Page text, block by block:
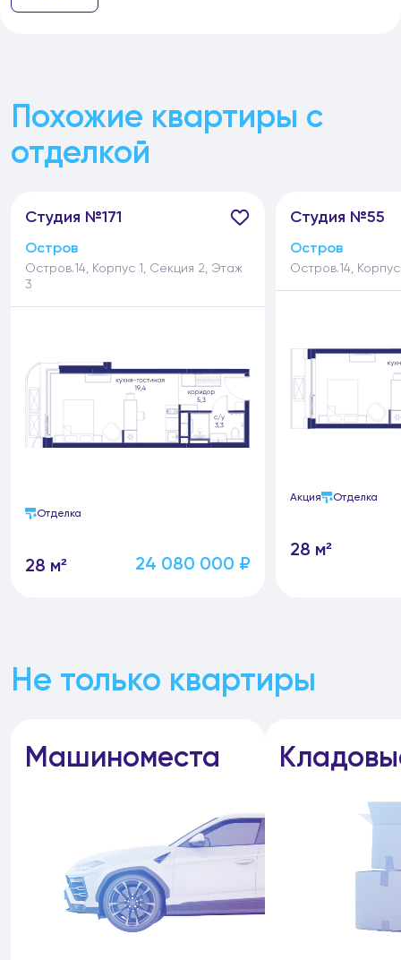
Похожие квартиры с
отделкой
Студия №171
Остров
Остров.14, Корпус 1, Секция 2, Этаж
3
Отделка
28 м² 24 080 000 ₽
Студия №55
Остров
Остров.14,
Акция Отделка
28 м²
Не только квартиры
Машиноместа